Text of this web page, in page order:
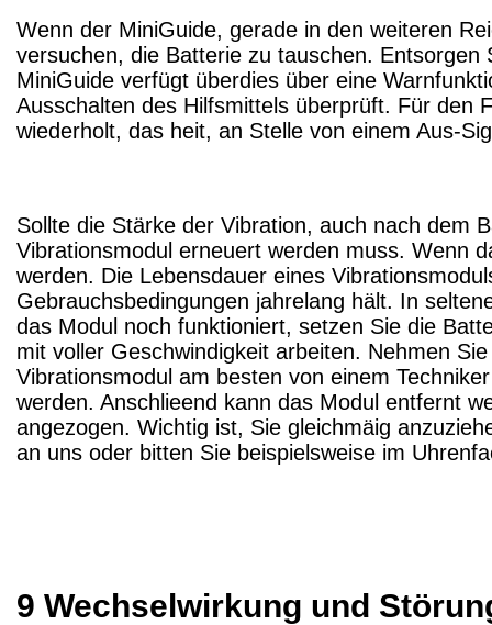
Wenn der MiniGuide, gerade in den weiteren
versuchen, die Batterie zu tauschen.
MiniGuide verfügt überdies über eine
Ausschalten des Hilfsmittels überprüft. Für den
wiederholt, das heit, an Stelle von einem Aus-
Sollte die Stärke der Vibration, auch nach dem
Vibrationsmodul erneuert werden muss. Wenn
werden. Die Lebensdauer eines
Gebrauchsbedingungen jahrelang hält. In
das Modul noch funktioniert, setzen Sie die
mit voller Geschwindigkeit arbeiten. Nehmen
Vibrationsmodul am besten von einem
werden. Anschlieend kann das Modul entfernt
angezogen. Wichtig ist, Sie gleichmäig
an uns oder bitten Sie beispielsweise im
9 Wechselwirkung und